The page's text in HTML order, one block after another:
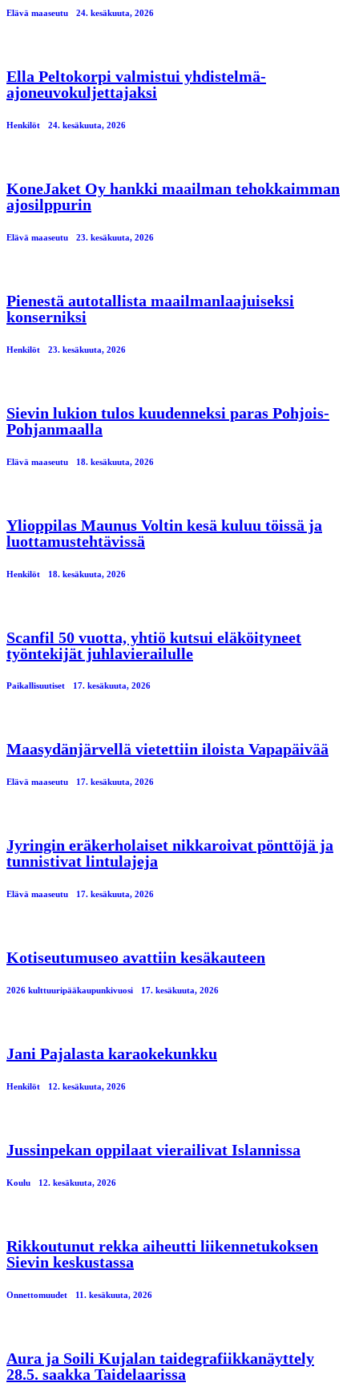
Elävä maaseutu 24. kesäkuuta, 2026
Ella Peltokorpi valmistui yhdistelmä-
ajoneuvokuljettajaksi
Henkilöt 24. kesäkuuta, 2026
KoneJaket Oy hankki maailman tehokkaimman
ajosilppurin
Elävä maaseutu 23. kesäkuuta, 2026
Pienestä autotallista maailmanlaajuiseksi
konserniksi
Henkilöt 23. kesäkuuta, 2026
Sievin lukion tulos kuudenneksi paras Pohjois-
Pohjanmaalla
Elävä maaseutu 18. kesäkuuta, 2026
Ylioppilas Maunus Voltin kesä kuluu töissä ja
luottamustehtävissä
Henkilöt 18. kesäkuuta, 2026
Scanfil 50 vuotta, yhtiö kutsui eläköityneet
työntekijät juhlavierailulle
Paikallisuutiset 17. kesäkuuta, 2026
Maasydänjärvellä vietettiin iloista Vapapäivää
Elävä maaseutu 17. kesäkuuta, 2026
Jyringin eräkerholaiset nikkaroivat pönttöjä ja
tunnistivat lintulajeja
Elävä maaseutu 17. kesäkuuta, 2026
Kotiseutumuseo avattiin kesäkauteen
2026 kulttuuripääkaupunkivuosi 17. kesäkuuta, 2026
Jani Pajalasta karaokekunkku
Henkilöt 12. kesäkuuta, 2026
Jussinpekan oppilaat vierailivat Islannissa
Koulu 12. kesäkuuta, 2026
Rikkoutunut rekka aiheutti liikennetukoksen
Sievin keskustassa
Onnettomuudet 11. kesäkuuta, 2026
Aura ja Soili Kujalan taidegrafiikkanäyttely
28.5. saakka Taidelaarissa